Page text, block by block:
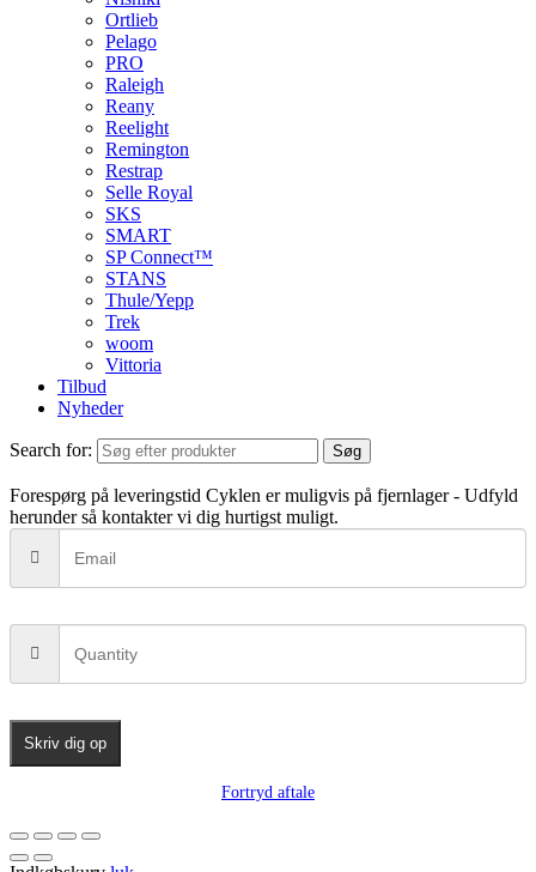
Ortlieb
Pelago
PRO
Raleigh
Reany
Reelight
Remington
Restrap
Selle Royal
SKS
SMART
SP Connect™
STANS
Thule/Yepp
Trek
woom
Vittoria
Tilbud
Nyheder
Search for: Søg
Forespørg på leveringstid Cyklen er muligvis på fjernlager - Udfyld
herunder så kontakter vi dig hurtigst muligt.
Skriv dig op
Fortryd aftale